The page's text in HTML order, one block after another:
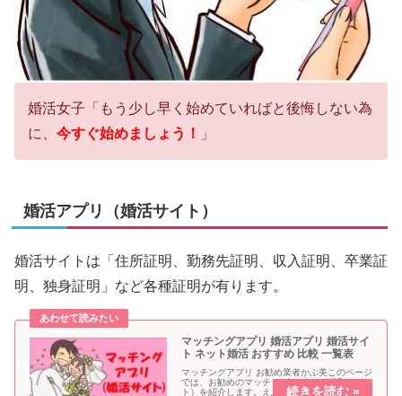
婚活女子「もう少し早く始めていればと後悔しない為
に、 今すぐ始めましょう！ 」
婚活アプリ（婚活サイト）
婚活サイトは「住所証明、勤務先証明、収入証明、卒業証
明、独身証明」など各種証明が有ります。
マッチングアプリ 婚活アプリ 婚活サイ
ト ネット婚活 おすすめ 比較 一覧表
マッチングアプリ お勧め業者かぶ美このページ
では、お勧めのマッチングアプリ（婚活サイ
ト）を紹介します。えふ子大半の業者は男女共